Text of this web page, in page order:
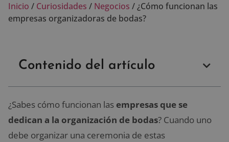
Inicio / Curiosidades / Negocios /¿Cómo funcionan las
empresas organizadoras de bodas?
Contenido del artículo
¿Sabes cómo funcionan las empresas que se
dedican a la organización de bodas? Cuando uno
debe organizar una ceremonia de estas